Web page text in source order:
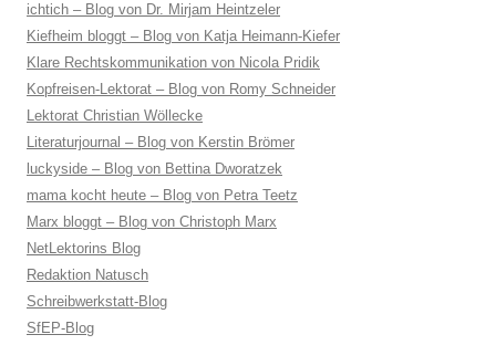
ichtich – Blog von Dr. Mirjam Heintzeler
Kiefheim bloggt – Blog von Katja Heimann-Kiefer
Klare Rechtskommunikation von Nicola Pridik
Kopfreisen-Lektorat – Blog von Romy Schneider
Lektorat Christian Wöllecke
Literaturjournal – Blog von Kerstin Brömer
luckyside – Blog von Bettina Dworatzek
mama kocht heute – Blog von Petra Teetz
Marx bloggt – Blog von Christoph Marx
NetLektorins Blog
Redaktion Natusch
Schreibwerkstatt-Blog
SfEP-Blog